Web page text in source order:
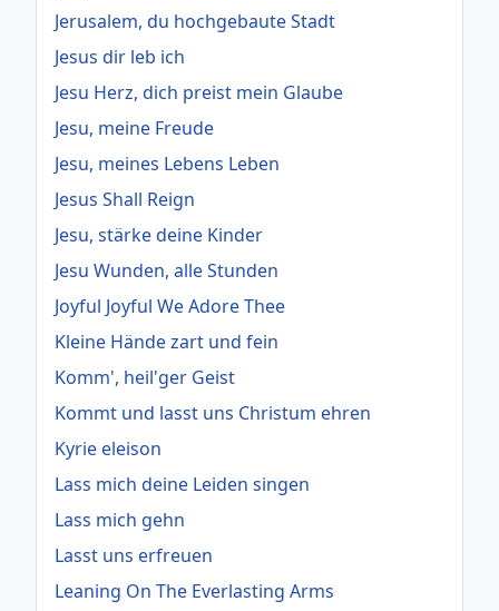
Jerusalem, du hochgebaute Stadt
Jesus dir leb ich
Jesu Herz, dich preist mein Glaube
Jesu, meine Freude
Jesu, meines Lebens Leben
Jesus Shall Reign
Jesu, stärke deine Kinder
Jesu Wunden, alle Stunden
Joyful Joyful We Adore Thee
Kleine Hände zart und fein
Komm', heil'ger Geist
Kommt und lasst uns Christum ehren
Kyrie eleison
Lass mich deine Leiden singen
Lass mich gehn
Lasst uns erfreuen
Leaning On The Everlasting Arms